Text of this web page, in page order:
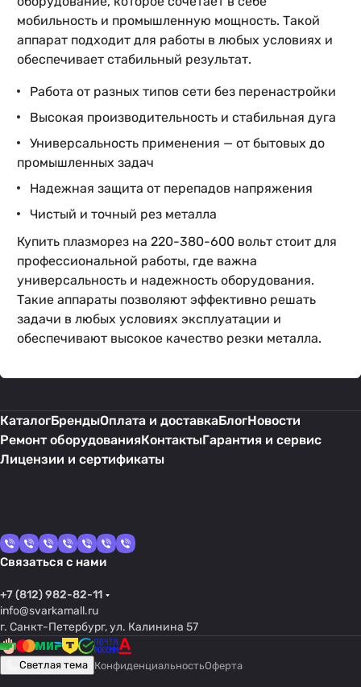
мобильность и промышленную мощность. Такой
аппарат подходит для работы в любых условиях и
обеспечивает стабильный результат.
Работа от разных типов сети без перенастройки
Высокая производительность и стабильная дуга
Универсальность применения — от бытовых до
промышленных задач
Надежная защита от перепадов напряжения
Чистый и точный рез металла
Купить плазморез на 220-380-600 вольт стоит для
профессиональной работы, где важна
универсальность и надежность оборудования.
Такие аппараты позволяют эффективно решать
задачи в любых условиях эксплуатации и
обеспечивают высокое качество резки металла.
КаталогБрендыОплата и доставкаБлогНовости
Ремонт оборудованияКонтактыГарантия и сервис
Лицензии и сертификаты
Связаться с нами
+7 (812) 982-82-11
info@svarkamall.ru
г. Санкт-Петербург, ул. Калинина 57
Светлая тема КонфиденциальностьОферта